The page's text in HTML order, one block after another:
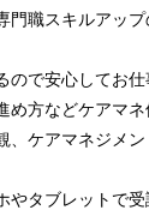
職スキルアッ
で安心してお仕
方などケアマ
ケアマネジメ
タブレットで受